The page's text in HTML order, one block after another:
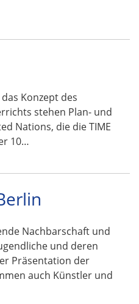
Konzept des
stehen Plan- und
Nations, die die TIME
10…
Nachbarschaft und
und deren
Präsentation der
auch Künstler und